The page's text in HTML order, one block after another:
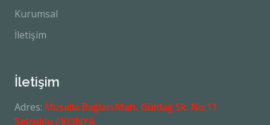
Kurumsal
İletişim
İletişim
Adres: Musalla Bağları Mah. Güldağ Sk. No:11
Selçuklu / KONYA